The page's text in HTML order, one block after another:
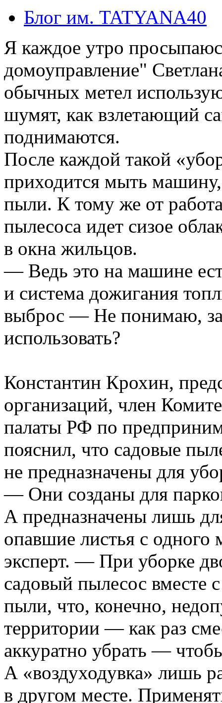
Блог им. TATYANA40
Я каждое утро
домоуправление"
обычных метел
шумят, как взлетающий
поднимаются.
После каждой такой
приходится мыть
пыли. К тому же от
пылесоса идет сизое
в окна жильцов.
— Ведь это на машине
и система дожигания
выброс — Не понимаю,
использовать?
Константин Крохин,
организаций, член
палаты РФ по
пояснил, что садовые
не предназначены для
— Они созданы для
А предназначены лишь
опавшие листья с
эксперт. — При уборке
садовый пылесос вместе
пыли, что, конечно,
территории — как раз
аккуратно убрать —
А «воздуходувка» лишь
в другом месте.